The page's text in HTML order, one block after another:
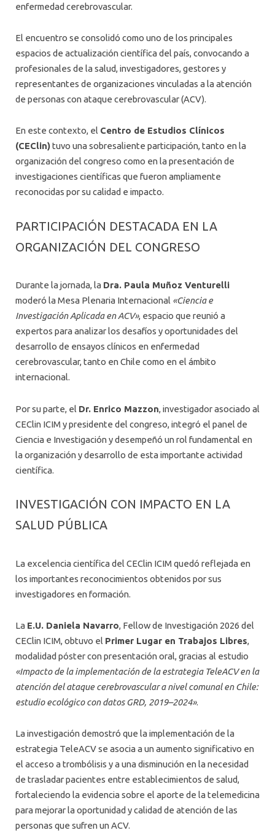
enfermedad cerebrovascular.
El encuentro se consolidó como uno de los principales
espacios de actualización científica del país, convocando a
profesionales de la salud, investigadores, gestores y
representantes de organizaciones vinculadas a la atención
de personas con ataque cerebrovascular (ACV).
En este contexto, el Centro de Estudios Clínicos
(CEClin)tuvo una sobresaliente participación, tanto en la
organización del congreso como en la presentación de
investigaciones científicas que fueron ampliamente
reconocidas por su calidad e impacto.
PARTICIPACIÓN DESTACADA EN LA
ORGANIZACIÓN DEL CONGRESO
Durante la jornada, la Dra. Paula Muñoz Venturelli
moderó la Mesa Plenaria Internacional «Ciencia e
Investigación Aplicada en ACV», espacio que reunió a
expertos para analizar los desafíos y oportunidades del
desarrollo de ensayos clínicos en enfermedad
cerebrovascular, tanto en Chile como en el ámbito
internacional.
Por su parte, el Dr. Enrico Mazzon, investigador asociado al
CEClin ICIM y presidente del congreso, integró el panel de
Ciencia e Investigación y desempeñó un rol fundamental en
la organización y desarrollo de esta importante actividad
científica.
INVESTIGACIÓN CON IMPACTO EN LA
SALUD PÚBLICA
La excelencia científica del CEClin ICIM quedó reflejada en
los importantes reconocimientos obtenidos por sus
investigadores en formación.
La E.U. Daniela Navarro, Fellow de Investigación 2026 del
CEClin ICIM, obtuvo el Primer Lugar en Trabajos Libres,
modalidad póster con presentación oral, gracias al estudio
«Impacto de la implementación de la estrategia TeleACV en la
atención del ataque cerebrovascular a nivel comunal en Chile:
estudio ecológico con datos GRD, 2019–2024».
La investigación demostró que la implementación de la
estrategia TeleACV se asocia a un aumento significativo en
el acceso a trombólisis y a una disminución en la necesidad
de trasladar pacientes entre establecimientos de salud,
fortaleciendo la evidencia sobre el aporte de la telemedicina
para mejorar la oportunidad y calidad de atención de las
personas que sufren un ACV.